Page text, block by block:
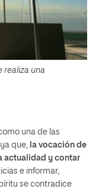
realiza una
una de las
que,
la vocación de
actualidad y contar
e informar,
se contradice